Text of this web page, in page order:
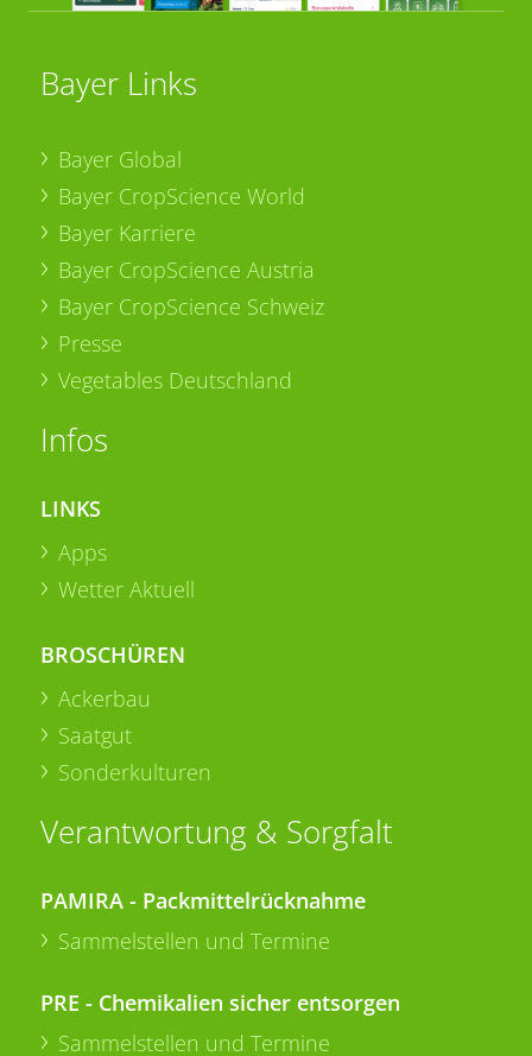
Bayer Links
Bayer Global
Bayer CropScience World
Bayer Karriere
Bayer CropScience Austria
Bayer CropScience Schweiz
Presse
Vegetables Deutschland
Infos
LINKS
Apps
Wetter Aktuell
BROSCHÜREN
Ackerbau
Saatgut
Sonderkulturen
Verantwortung & Sorgfalt
PAMIRA - Packmittelrücknahme
Sammelstellen und Termine
PRE - Chemikalien sicher entsorgen
Sammelstellen und Termine